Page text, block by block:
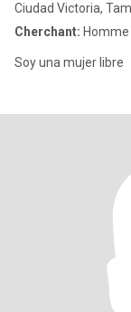
Ciudad Victoria,
Cherchant:
Soy una mujer libre